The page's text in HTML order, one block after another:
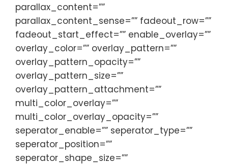
parallax_content=””
parallax_content_sense=”” fadeout_row=””
fadeout_start_effect=”” enable_overlay=””
overlay_color=”” overlay_pattern=””
overlay_pattern_opacity=””
overlay_pattern_size=””
overlay_pattern_attachment=””
multi_color_overlay=””
multi_color_overlay_opacity=””
seperator_enable=”” seperator_type=””
seperator_position=””
seperator_shape_size=””